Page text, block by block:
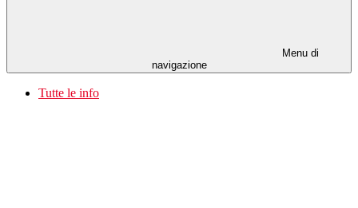
Menu di
navigazione
Tutte le info